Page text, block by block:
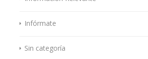
Infórmate
Sin categoría